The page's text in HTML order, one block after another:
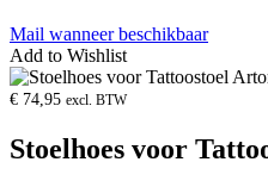
Mail wanneer beschikbaar
Add to Wishlist
Product
openen
€ 74,95 excl. BTW
Stoelhoes voor